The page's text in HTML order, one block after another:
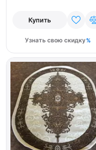
Купить
Узнать свою скидку